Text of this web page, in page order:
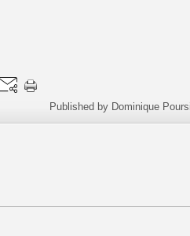
Published by Dominique